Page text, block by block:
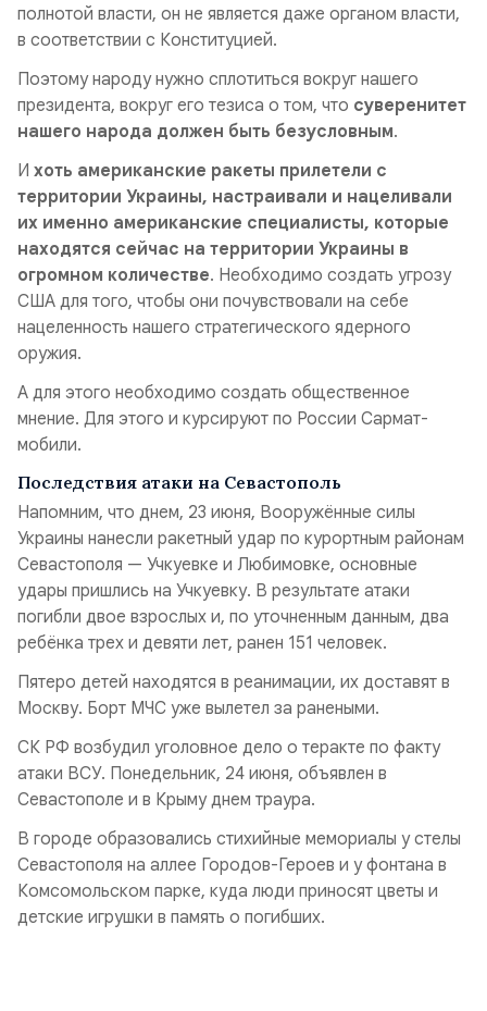
полнотой власти, он не является даже органом власти,
в соответствии с Конституцией.
Поэтому народу нужно сплотиться вокруг нашего
президента, вокруг его тезиса о том, что суверенитет
нашего народа должен быть безусловным.
И хоть американские ракеты прилетели с
территории Украины, настраивали и нацеливали
их именно американские специалисты, которые
находятся сейчас на территории Украины в
огромном количестве. Необходимо создать угрозу
США для того, чтобы они почувствовали на себе
нацеленность нашего стратегического ядерного
оружия.
А для этого необходимо создать общественное
мнение. Для этого и курсируют по России Сармат-
мобили.
Последствия атаки на Севастополь
Напомним, что днем, 23 июня, Вооружённые силы
Украины нанесли ракетный удар по курортным районам
Севастополя — Учкуевке и Любимовке, основные
удары пришлись на Учкуевку. В результате атаки
погибли двое взрослых и, по уточненным данным, два
ребёнка трех и девяти лет, ранен 151 человек.
Пятеро детей находятся в реанимации, их доставят в
Москву. Борт МЧС уже вылетел за ранеными.
СК РФ возбудил уголовное дело о теракте по факту
атаки ВСУ. Понедельник, 24 июня, объявлен в
Севастополе и в Крыму днем траура.
В городе образовались стихийные мемориалы у стелы
Севастополя на аллее Городов-Героев и у фонтана в
Комсомольском парке, куда люди приносят цветы и
детские игрушки в память о погибших.